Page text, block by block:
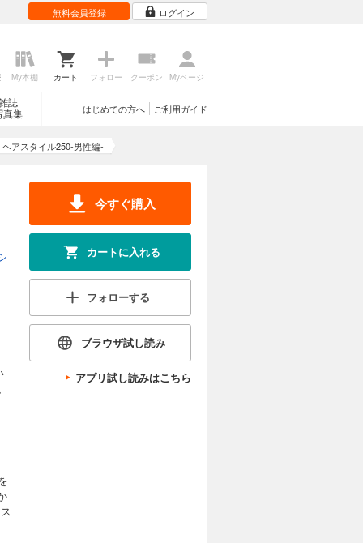
無料会員登録 ログイン
My本棚 カート フォロー クーポン Myページ
誌
真集
ご利用ガイド
はじめての方へ
アスタイル250-男性編-
今すぐ購入
カートに入れる
フォローする
ブラウザ試し読み
アプリ試し読みはこちら